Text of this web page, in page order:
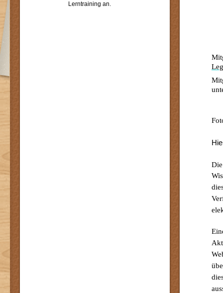
Lerntraining an.